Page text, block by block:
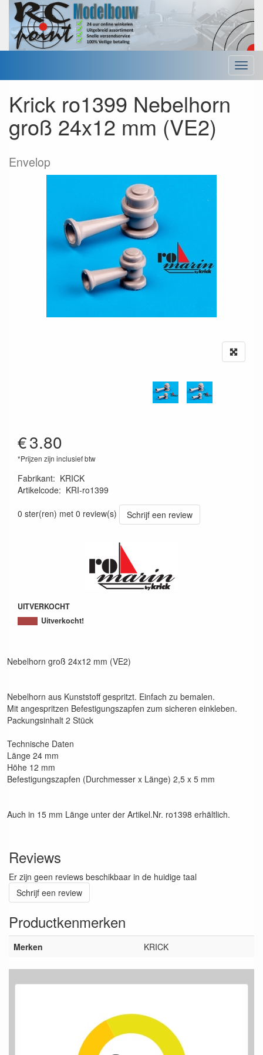
Menu
Krick ro1399 Nebelhorn
groß 24x12 mm (VE2)
Envelop
€3.80
*Prijzen zijn inclusief btw
Fabrikant: KRICK
Artikelcode: KRI-ro1399
0 ster(ren) met 0 review(s)
Schrijf een review
UITVERKOCHT
Uitverkocht!
Nebelhorn groß 24x12 mm (VE2)
Nebelhorn aus Kunststoff gespritzt. Einfach zu bemalen.
Mit angespritzen Befestigungszapfen zum sicheren einkleben.
Packungsinhalt 2 Stück
Technische Daten
Länge 24 mm
Höhe 12 mm
Befestigungszapfen (Durchmesser x Länge) 2,5 x 5 mm
Auch in 15 mm Länge unter der Artikel.Nr. ro1398 erhältlich.
Reviews
Er zijn geen reviews beschikbaar in de huidige taal
Schrijf een review
Productkenmerken
Merken KRICK